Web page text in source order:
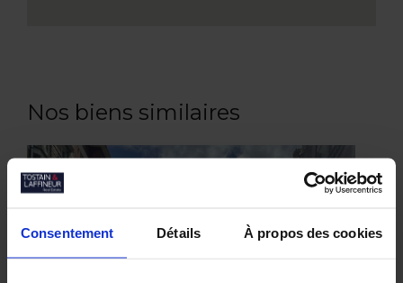
Consentement Détails À propos des cookies
Nos biens similaires